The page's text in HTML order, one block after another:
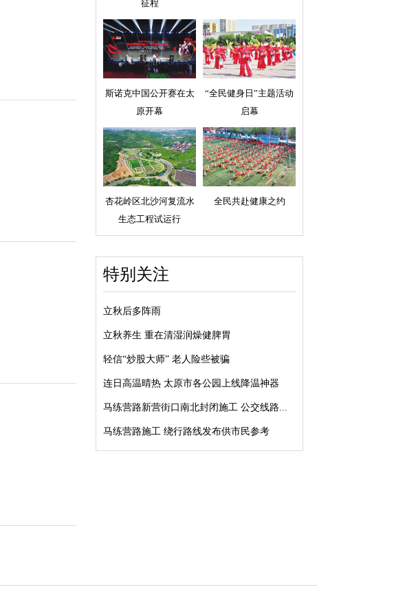
征程
斯诺克中国公开赛在太
原开幕
“全民健身日”主题活动
启幕
杏花岭区北沙河复流水
生态工程试运行
全民共赴健康之约
特别关注
立秋后多阵雨
立秋养生 重在清湿润燥健脾胃
轻信“炒股大师” 老人险些被骗
连日高温晴热 太原市各公园上线降温神器
马练营路新营街口南北封闭施工 公交线路...
马练营路施工 绕行路线发布供市民参考